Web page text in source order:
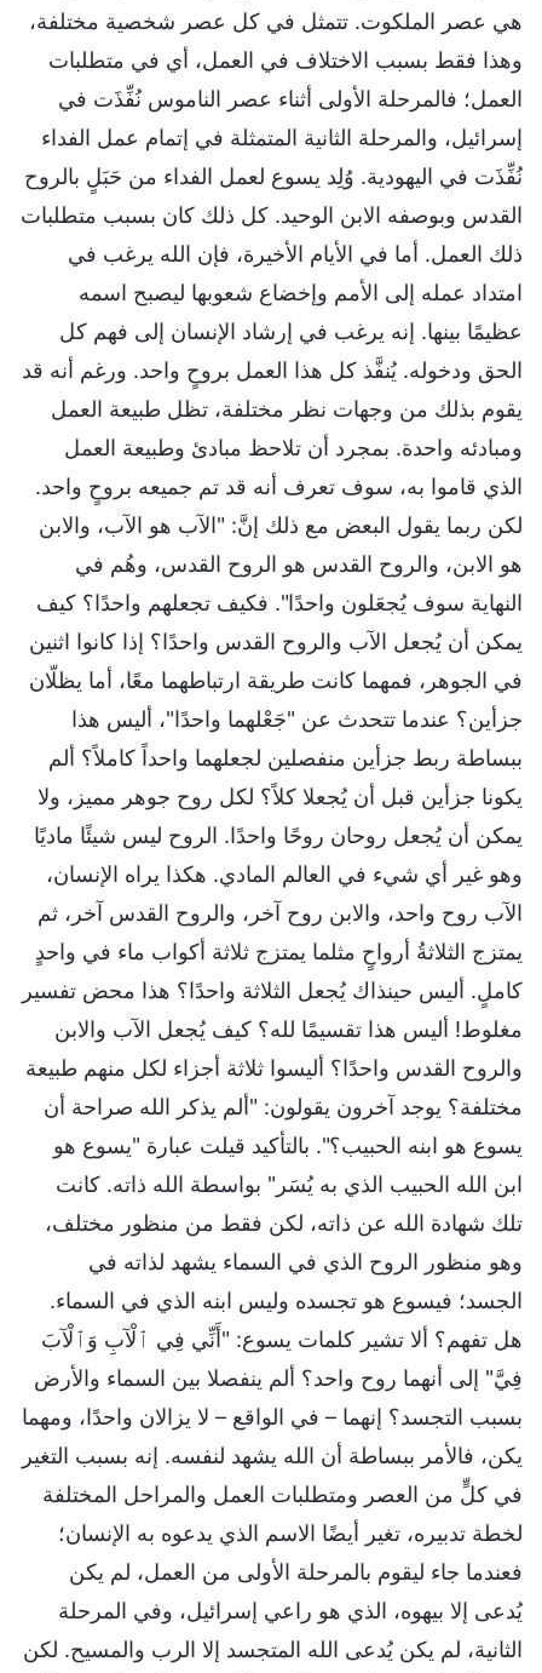
هي عصر الملكوت. تتمثل في كل عصر شخصية مختلفة،
وهذا فقط بسبب الاختلاف في العمل، أي في متطلبات
العمل؛ فالمرحلة الأولى أثناء عصر الناموس نُفِّذَت في
إسرائيل، والمرحلة الثانية المتمثلة في إتمام عمل الفداء
نُفِّذَت في اليهودية. وُلِد يسوع لعمل الفداء من حَبَلٍ بالروح
القدس وبوصفه الابن الوحيد. كل ذلك كان بسبب متطلبات
ذلك العمل. أما في الأيام الأخيرة، فإن الله يرغب في
امتداد عمله إلى الأمم وإخضاع شعوبها ليصبح اسمه
عظيمًا بينها. إنه يرغب في إرشاد الإنسان إلى فهم كل
الحق ودخوله. يُنفَّذ كل هذا العمل بروحٍ واحد. ورغم أنه قد
يقوم بذلك من وجهات نظر مختلفة، تظل طبيعة العمل
ومبادئه واحدة. بمجرد أن تلاحظ مبادئ وطبيعة العمل
الذي قاموا به، سوف تعرف أنه قد تم جميعه بروحٍ واحد.
لكن ربما يقول البعض مع ذلك إنَّ: "الآب هو الآب، والابن
هو الابن، والروح القدس هو الروح القدس، وهُم في
النهاية سوف يُجعَلون واحدًا". فكيف تجعلهم واحدًا؟ كيف
يمكن أن يُجعل الآب والروح القدس واحدًا؟ إذا كانوا اثنين
في الجوهر، فمهما كانت طريقة ارتباطهما معًا، أما يظلّان
جزأين؟ عندما تتحدث عن "جَعْلهما واحدًا"، أليس هذا
ببساطة ربط جزأين منفصلين لجعلهما واحداً كاملاً؟ ألم
يكونا جزأين قبل أن يُجعلا كلاً؟ لكل روح جوهر مميز، ولا
يمكن أن يُجعل روحان روحًا واحدًا. الروح ليس شيئًا ماديًا
وهو غير أي شيء في العالم المادي. هكذا يراه الإنسان،
الآب روح واحد، والابن روح آخر، والروح القدس آخر، ثم
يمتزج الثلاثةُ أرواحٍ مثلما يمتزج ثلاثة أكواب ماء في واحدٍ
كاملٍ. أليس حينذاك يُجعل الثلاثة واحدًا؟ هذا محض تفسير
مغلوط! أليس هذا تقسيمًا لله؟ كيف يُجعل الآب والابن
والروح القدس واحدًا؟ أليسوا ثلاثة أجزاء لكل منهم طبيعة
مختلفة؟ يوجد آخرون يقولون: "ألم يذكر الله صراحة أن
يسوع هو ابنه الحبيب؟". بالتأكيد قيلت عبارة "يسوع هو
ابن الله الحبيب الذي به يُسَر" بواسطة الله ذاته. كانت
تلك شهادة الله عن ذاته، لكن فقط من منظور مختلف،
وهو منظور الروح الذي في السماء يشهد لذاته في
الجسد؛ فيسوع هو تجسده وليس ابنه الذي في السماء.
هل تفهم؟ ألا تشير كلمات يسوع: "أَنِّي فِي ٱلْآبِ وَٱلْآبَ
فِيَّ" إلى أنهما روح واحد؟ ألم ينفصلا بين السماء والأرض
بسبب التجسد؟ إنهما – في الواقع – لا يزالان واحدًا، ومهما
يكن، فالأمر ببساطة أن الله يشهد لنفسه. إنه بسبب التغير
في كلٍّ من العصر ومتطلبات العمل والمراحل المختلفة
لخطة تدبيره، تغير أيضًا الاسم الذي يدعوه به الإنسان؛
فعندما جاء ليقوم بالمرحلة الأولى من العمل، لم يكن
يُدعى إلا بيهوه، الذي هو راعي إسرائيل، وفي المرحلة
الثانية، لم يكن يُدعى الله المتجسد إلا الرب والمسيح. لكن